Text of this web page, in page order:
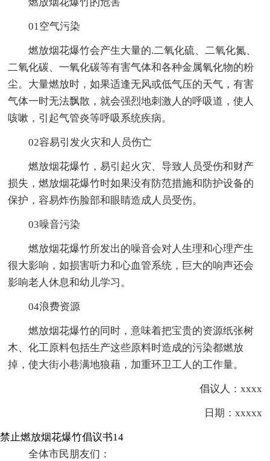
燃放烟花爆竹的危害
01空气污染
燃放烟花爆竹会产生大量的.二氧化硫、二氧化氮、
二氧化碳、一氧化碳等有害气体和各种金属氧化物的粉
尘。大量燃放时，如果适逢无风或低气压的天气，有害
气体一时无法飘散，就会强烈地刺激人的呼吸道，使人
咳嗽，引起气管炎等呼吸系统疾病。
02容易引发火灾和人员伤亡
燃放烟花爆竹，易引起火灾、导致人员受伤和财产
损失，燃放烟花爆竹时如果没有防范措施和防护设备的
保护，容易炸伤脸部和眼睛造成人员受伤。
03噪音污染
燃放烟花爆竹所发出的噪音会对人生理和心理产生
很大影响，如损害听力和心血管系统，巨大的响声还会
影响老人休息和幼儿学习。
04浪费资源
燃放烟花爆竹的同时，意味着把宝贵的资源纸张树
木、化工原料包括生产这些原料时造成的污染都燃放
掉，使大街小巷满地狼藉，加重环卫工人的工作量。
倡议人：xxxx
日期：xxxxx
禁止燃放烟花爆竹倡议书14
全体市民朋友们：